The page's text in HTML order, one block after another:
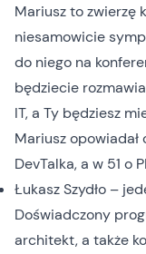
Mariusz to zwierzę
niesamowicie
do niego na
będziecie
IT, a Ty będziesz
Mariusz
DevTalka, a w 51 o
Łukasz Szydło –
Doświadczony
architekt, a także